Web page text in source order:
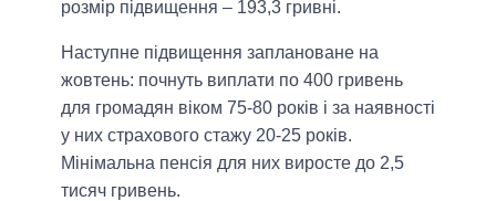
розмір підвищення – 193,3 гривні.
Наступне підвищення заплановане на
жовтень: почнуть виплати по 400 гривень
для громадян віком 75-80 років і за наявності
у них страхового стажу 20-25 років.
Мінімальна пенсія для них виросте до 2,5
тисяч гривень.